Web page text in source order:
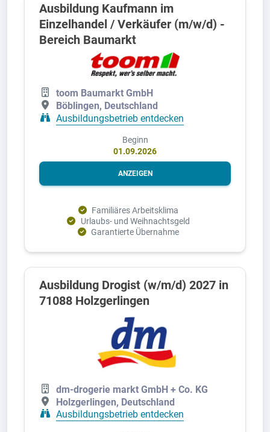
Ausbildung Kaufmann im
Einzelhandel / Verkäufer (m/w/d) -
Bereich Baumarkt
toom Baumarkt GmbH
Böblingen, Deutschland
Ausbildungsbetrieb entdecken
Beginn
01.09.2026
ANZEIGEN
Familiäres Arbeitsklima
Urlaubs- und Weihnachtsgeld
Garantierte Übernahme
Ausbildung Drogist (w/m/d) 2027 in
71088 Holzgerlingen
dm-drogerie markt GmbH + Co. KG
Holzgerlingen, Deutschland
Ausbildungsbetrieb entdecken